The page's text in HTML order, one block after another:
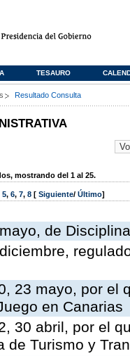
TESAURO
Resultado Consulta
mostrando del 1 al 25.
5, 6, 7, 8 [ Siguiente/ Último]
de
23 mayo, por el
en Canarias
30 abril, por el
de Turismo y